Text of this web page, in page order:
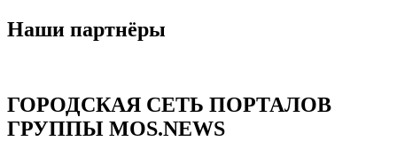
Наши партнёры
ГОРОДСКАЯ СЕТЬ ПОРТАЛОВ
ГРУППЫ MOS.NEWS